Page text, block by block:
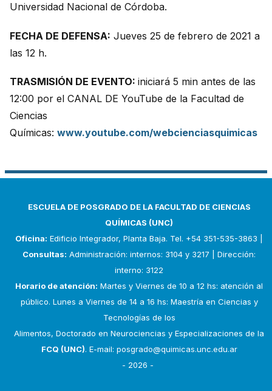
Universidad Nacional de Córdoba.
FECHA DE DEFENSA: Jueves 25 de febrero de 2021 a
las 12 h.
TRASMISIÓN DE EVENTO: iniciará 5 min antes de las
12:00 por el CANAL DE YouTube de la Facultad de
Ciencias
Químicas: www.youtube.com/webcienciasquimicas
ESCUELA DE POSGRADO DE LA FACULTAD DE CIENCIAS
QUÍMICAS (UNC)
Oficina: Edificio Integrador, Planta Baja. Tel. +54 351-535-3863 |
Consultas: Administración: internos: 3104 y 3217 | Dirección:
interno: 3122
Horario de atención: Martes y Viernes de 10 a 12 hs: atención al
público. Lunes a Viernes de 14 a 16 hs: Maestría en Ciencias y
Tecnologías de los
Alimentos, Doctorado en Neurociencias y Especializaciones de la
FCQ (UNC). E-mail: posgrado@quimicas.unc.edu.ar
- 2026 -